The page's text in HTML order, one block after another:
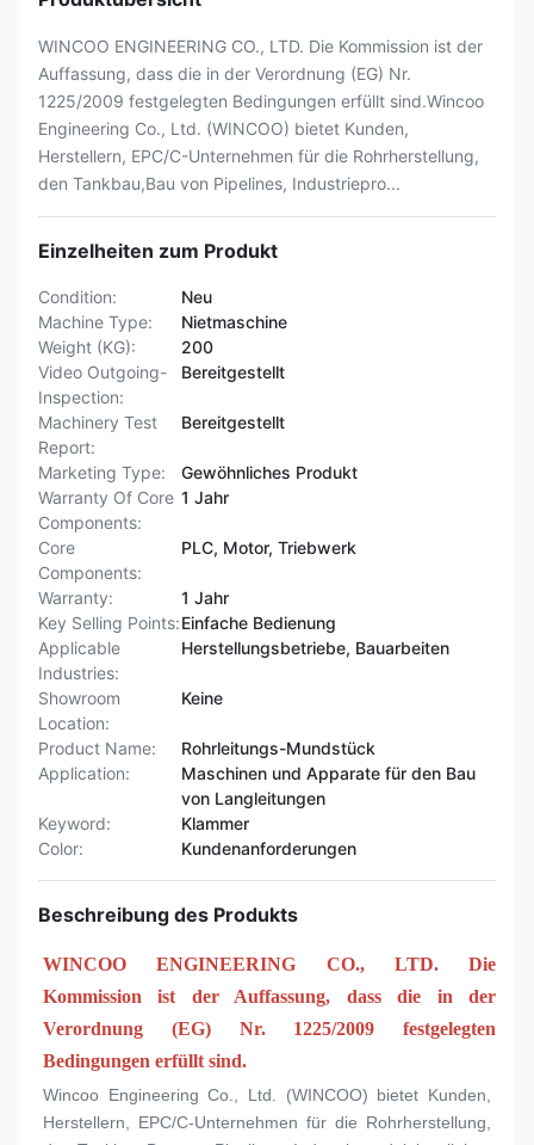
WINCOO ENGINEERING CO., LTD. Die Kommission ist der
Auffassung, dass die in der Verordnung (EG) Nr.
1225/2009 festgelegten Bedingungen erfüllt sind.Wincoo
Engineering Co., Ltd. (WINCOO) bietet Kunden,
Herstellern, EPC/C-Unternehmen für die Rohrherstellung,
den Tankbau,Bau von Pipelines, Industriepro...
Einzelheiten zum Produkt
Condition:
Neu
Machine Type:
Nietmaschine
Weight (KG):
200
Video Outgoing-
Inspection:
Bereitgestellt
Machinery Test
Report:
Bereitgestellt
Marketing Type:
Gewöhnliches Produkt
Warranty Of Core
Components:
1 Jahr
Core
Components:
PLC, Motor, Triebwerk
Warranty:
1 Jahr
Key Selling Points:Einfache Bedienung
Applicable
Industries:
Herstellungsbetriebe, Bauarbeiten
Showroom
Location:
Keine
Product Name:
Rohrleitungs-Mundstück
Application:
Maschinen und Apparate für den Bau
von Langleitungen
Keyword:
Klammer
Color:
Kundenanforderungen
Beschreibung des Produkts
WINCOO ENGINEERING CO., LTD. Die
Kommission ist der Auffassung, dass die in der
Verordnung (EG) Nr. 1225/2009 festgelegten
Bedingungen erfüllt sind.
Wincoo Engineering Co., Ltd. (WINCOO) bietet Kunden,
Herstellern, EPC/C-Unternehmen für die Rohrherstellung,